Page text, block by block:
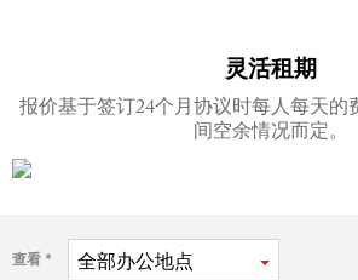
灵活租期
报价基于签订24个月协议时每人每天的
间空余情况而定。
查看 全部办公地点